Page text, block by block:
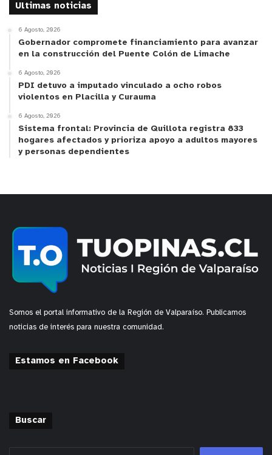
Ultimas noticias
6 Agosto, 2026
Gobernador compromete financiamiento para avanzar
en la construcción del Puente Colón de Limache
6 Agosto, 2026
PDI detuvo a imputado vinculado a ocho robos
violentos en Placilla y Curauma
6 Agosto, 2026
Sistema frontal: Provincia de Quillota registra 833
hogares afectados y prioriza apoyo a adultos mayores
y personas dependientes
Somos el portal informativo de la Región de Valparaíso. Publicamos
noticias de interés para nuestra comunidad.
Estamos en Facebook
Buscar